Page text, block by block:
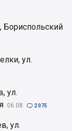
Бориспольский
ул.
ул.
06.08  2 075
ул.